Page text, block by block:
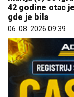
42 godine otac
gde je bila
06. 08. 2026 09:39